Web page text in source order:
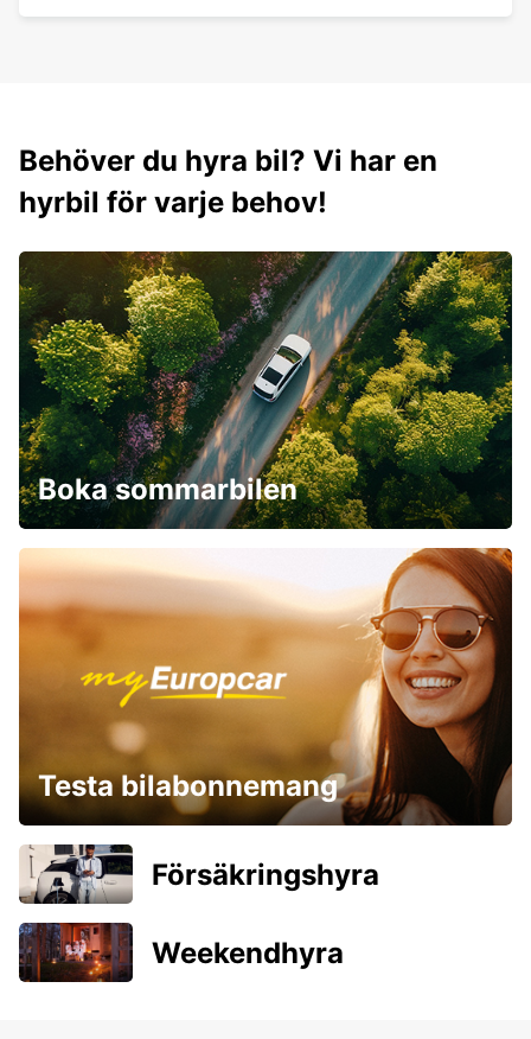
Behöver du hyra bil? Vi har en
hyrbil för varje behov!
Boka sommarbilen
Testa bilabonnemang
Försäkringshyra
Weekendhyra